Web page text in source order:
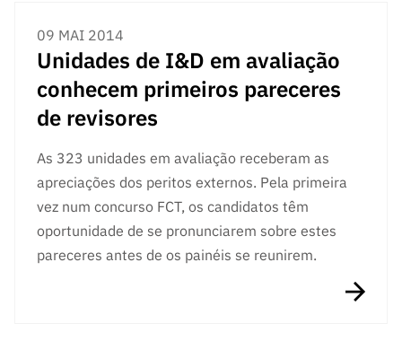
09 MAI 2014
Unidades de I&D em avaliação
conhecem primeiros pareceres
de revisores
As 323 unidades em avaliação receberam as
apreciações dos peritos externos. Pela primeira
vez num concurso FCT, os candidatos têm
oportunidade de se pronunciarem sobre estes
pareceres antes de os painéis se reunirem.